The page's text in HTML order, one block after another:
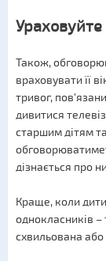
Ураховуйте
Також,
враховувати її
тривог,
дивитися
старшим дітям
дізнається про
Краще, коли
однокласників
схвильована